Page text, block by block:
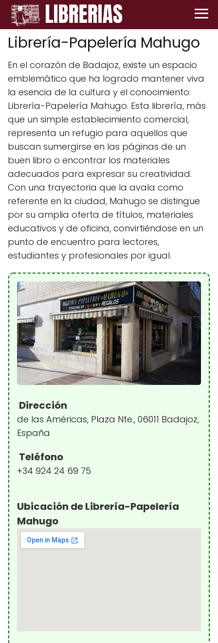
Librería-Papelería Mahugo
En el corazón de Badajoz, existe un espacio
emblemático que ha logrado mantener viva
la esencia de la cultura y el conocimiento:
Librería-Papelería Mahugo. Esta librería, más
que un simple establecimiento comercial,
representa un refugio para aquellos que
buscan sumergirse en las páginas de un
buen libro o encontrar los materiales
adecuados para expresar su creatividad.
Con una trayectoria que la avala como
referente en la ciudad, Mahugo se distingue
por su amplia oferta de títulos, materiales
educativos y de oficina, convirtiéndose en un
punto de encuentro para lectores,
estudiantes y profesionales por igual.
Dirección
de las Américas, Plaza Nte., 06011 Badajoz,
España
Teléfono
+34 924 24 69 75
Ubicación de Librería-Papelería
Mahugo